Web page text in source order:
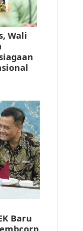
Wali
Baru